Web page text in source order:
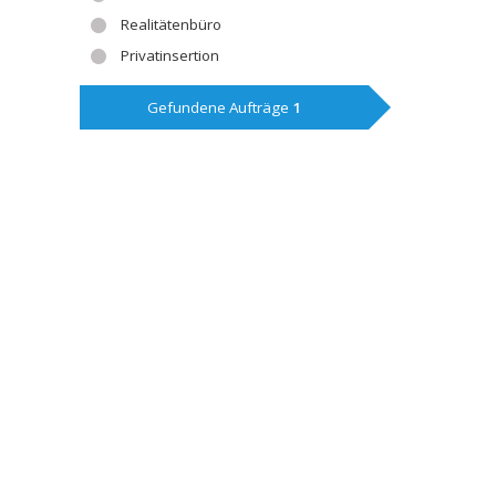
Realitätenbüro
Privatinsertion
Gefundene Aufträge 1